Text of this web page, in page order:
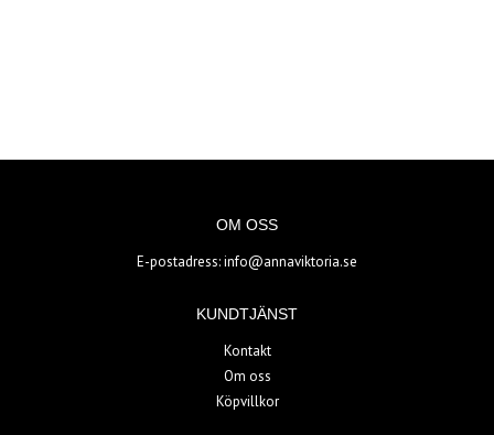
OM OSS
E-postadress:info@annaviktoria.se
KUNDTJÄNST
Kontakt
Om oss
Köpvillkor